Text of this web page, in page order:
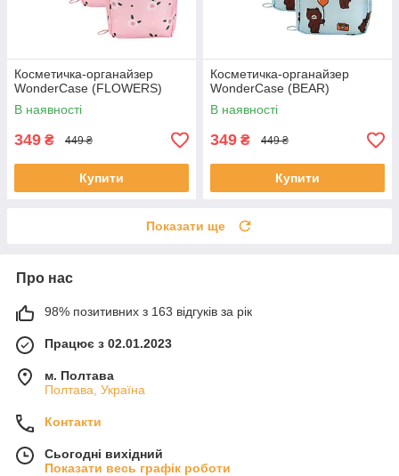
Косметичка-органайзер
WonderCase (FLOWERS)
В наявності
349 ₴ 449 ₴
Купити
Косметичка-органайзер
WonderCase (BEAR)
В наявності
349 ₴ 449 ₴
Купити
Показати ще
Про нас
98% позитивних з 163 відгуків за рік
Працює з 02.01.2023
м. Полтава
Полтава, Україна
Контакти
Сьогодні вихідний
Показати весь графік роботи